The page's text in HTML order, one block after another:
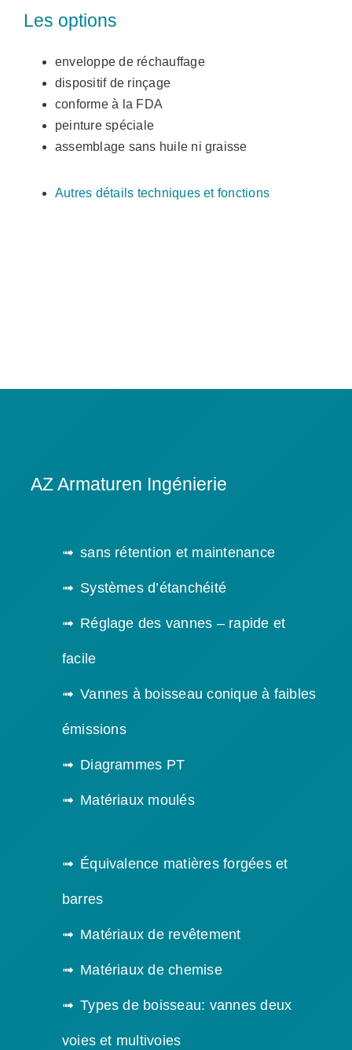
Les options
enveloppe de réchauffage
dispositif de rinçage
conforme à la FDA
peinture spéciale
assemblage sans huile ni graisse
Autres détails techniques et fonctions
AZ Armaturen Ingénierie
sans rétention et maintenance
Systèmes d’étanchéité
Réglage des vannes – rapide et
facile
Vannes à boisseau conique à faibles
émissions
Diagrammes PT
Matériaux moulés
Équivalence matières forgées et
barres
Matériaux de revêtement
Matériaux de chemise
Types de boisseau: vannes deux
voies et multivoies